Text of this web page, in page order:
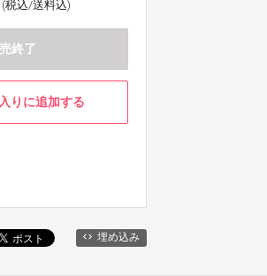
(税込/送料込)
終了
りに追加する
埋め込み